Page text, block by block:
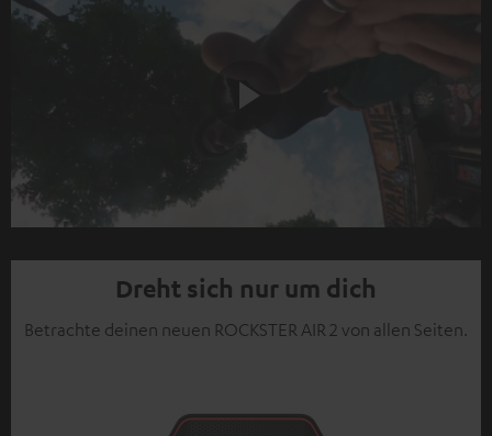
Video
Dreht sich nur um dich
Betrachte deinen neuen ROCKSTER AIR 2 von allen Seiten.